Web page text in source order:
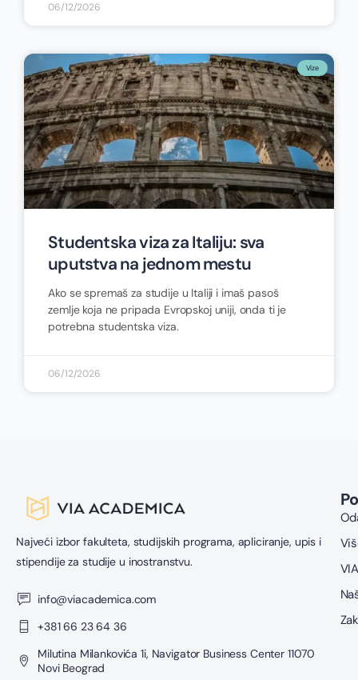
06/12/2026
Vize
Studentska viza za Italiju: sva
uputstva na jednom mestu
Ako se spremaš za studije u Italiji i imaš pasoš
zemlje koja ne pripada Evropskoj uniji, onda ti je
potrebna studentska viza.
06/12/2026
Najveći izbor fakulteta, studijskih programa, apliciranje, upis i
stipendije za studije u inostranstvu.
info@viacademica.com
+381 66 23 64 36
Milutina Milankovića 1i, Navigator Business Center 11070
Novi Beograd